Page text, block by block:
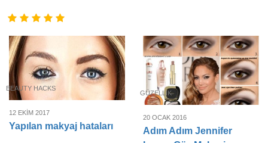
BEAUTY HACKS
12 EKIM 2017
Yapılan makyaj hataları
GÜZELLIK
20 OCAK 2016
Adım Adım Jennifer